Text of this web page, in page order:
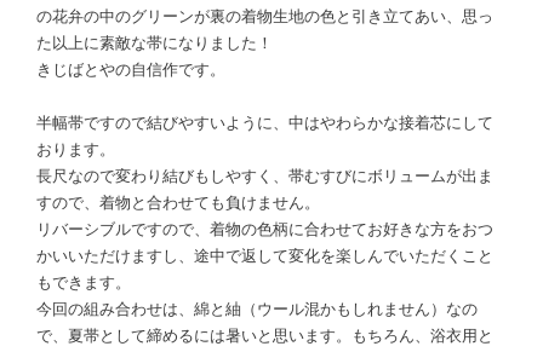
の花弁の中のグリーンが裏の着物生地の色と引き立てあい、思っ
た以上に素敵な帯になりました！
きじばとやの自信作です。
半幅帯ですので結びやすいように、中はやわらかな接着芯にして
おります。
長尺なので変わり結びもしやすく、帯むすびにボリュームが出ま
すので、着物と合わせても負けません。
リバーシブルですので、着物の色柄に合わせてお好きな方をおつ
かいいただけますし、途中で返して変化を楽しんでいただくこと
もできます。
今回の組み合わせは、綿と紬（ウール混かもしれません）なの
で、夏帯として締めるには暑いと思います。もちろん、浴衣用と